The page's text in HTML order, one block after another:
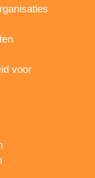
voor